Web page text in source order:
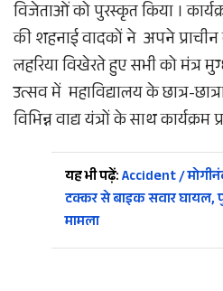
विजेताओं को पुरस्कृत किया ।
की शहनाई वादकों ने अपने प्राचीन
लहरिया विखेरते हुए सभी को मंत्र
उत्सव में महाविद्यालय के छात्र-
विभिन्न वाद्य यंत्रों के साथ कार्यक्रम
यह भी पढ़ें:Accident /
टक्कर से बाइक सवार घायल,
मामला